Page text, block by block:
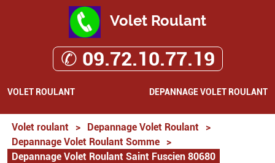
Volet Roulant
✆ 09.72.10.77.19
VOLET ROULANT DEPANNAGE VOLET ROULANT
Volet roulant > Depannage Volet Roulant
>
Depannage Volet Roulant Somme
>
Depannage Volet Roulant Saint Fuscien 80680